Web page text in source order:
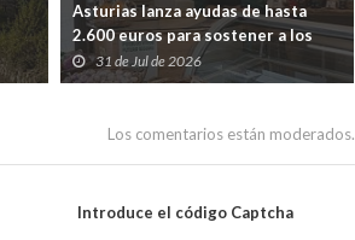
Asturias lanza ayudas de hasta
2.600 euros para sostener a los
autónomos de los pueblos con
menos población
31 de Jul de 2026
Los comentarios están moderados.
Introduce el código Captcha